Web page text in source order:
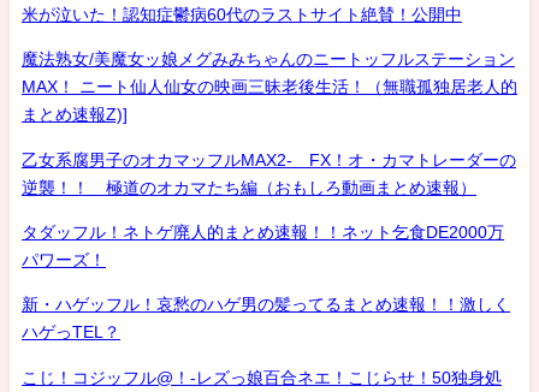
米が泣いた！認知症鬱病60代のラストサイト絶賛！公開中
魔法熟女/美魔女ッ娘メグみみちゃんのニートッフルステーション
MAX！ ニート仙人仙女の映画三昧老後生活！（無職孤独居老人的
まとめ速報Z)]
乙女系腐男子のオカマッフルMAX2- FX！オ・カマトレーダーの
逆襲！！ 極道のオカマたち編（おもしろ動画まとめ速報）
タダッフル！ネトゲ廃人的まとめ速報！！ネット乞食DE2000万
パワーズ！
新・ハゲッフル！哀愁のハゲ男の髪ってるまとめ速報！！激しく
ハゲっTEL？
こじ！コジッフル@！-レズっ娘百合ネエ！こじらせ！50独身処